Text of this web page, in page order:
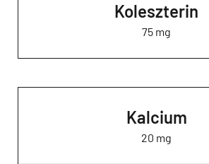
Koleszterin
75 mg
Kalcium
20 mg